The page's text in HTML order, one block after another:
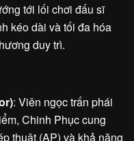
tới lối chơi đấu sĩ
kéo dài và tối đa hóa
duy trì.
: Viên ngọc trấn phái
Chinh Phục cung
thuật (AP) và khả năng